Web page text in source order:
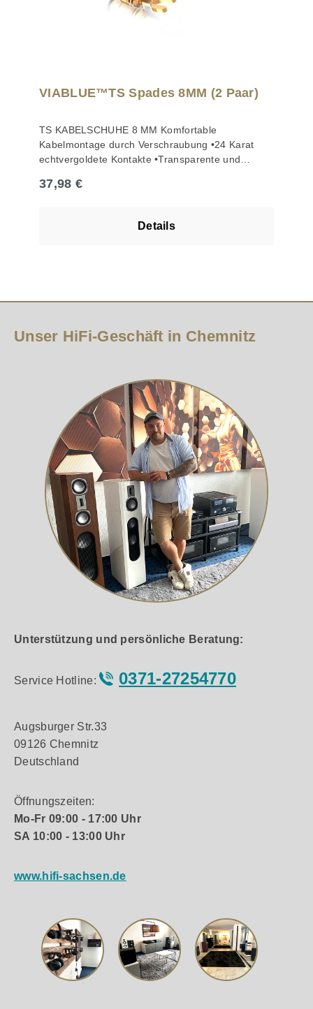
VIABLUE™TS Spades 8MM (2 Paar)
TS KABELSCHUHE 8 MM Komfortable
Kabelmontage durch Verschraubung •24 Karat
echtvergoldete Kontakte •Transparente und
•Kabel bis Ø 5,5 mm •Zwei M4-
Regulärer Preis:
37,98 €
Details
Unser HiFi-Geschäft in Chemnitz
Unterstützung und persönliche Beratung:
Service Hotline: 0371-27254770
Augsburger Str.33
09126 Chemnitz
Deutschland
Öffnungszeiten:
Mo-Fr 09:00 - 17:00 Uhr
SA 10:00 - 13:00 Uhr
www.hifi-sachsen.de